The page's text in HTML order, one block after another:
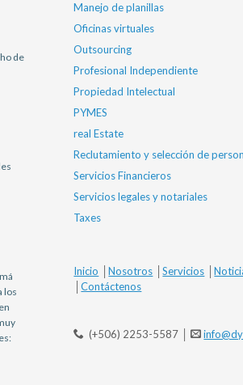
de
los
Manejo de planillas
Oficinas virtuales
Outsourcing
Profesional Independiente
Propiedad Intelectual
PYMES
real Estate
Reclutamiento y selección de
Servicios Financieros
Servicios legales y notariales
Taxes
Inicio │Nosotros │Servicios │
│Contáctenos
(+506) 2253-5587 │